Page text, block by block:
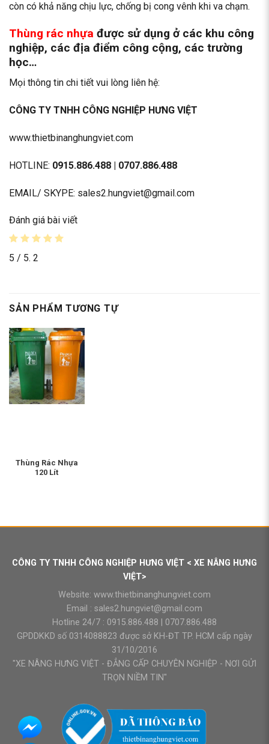
còn có khả năng chịu lực, chống bị cong vênh khi va chạm.
Thùng rác nhựa được sử dụng ở các khu công
nghiệp, các địa điểm công cộng, các trường
học…
Mọi thông tin chi tiết vui lòng liên hệ:
CÔNG TY TNHH CÔNG NGHIỆP HƯNG VIỆT
www.thietbinanghungviet.com
HOTLINE: 0915.886.488 | 0707.886.488
EMAIL/ SKYPE: sales2.hungviet@gmail.com
Đánh giá bài viết
5 / 5. 2
SẢN PHẨM TƯƠNG TỰ
Thùng Rác Nhựa
120 Lít
CÔNG TY TNHH CÔNG NGHIỆP HƯNG VIỆT < XE NÂNG HƯNG
VIỆT>
Website: www.thietbinanghungviet.com
Email : sales2.hungviet@gmail.com
Hotline 24/7 : 0915.886.488
0707.886.488
GPDDKKD số 0314088823 được sở KH-ĐT TP. HCM cấp ngày
31/10/2016
"XE NÂNG HƯNG VIỆT - ĐẲNG CẤP CHUYÊN NGHIỆP - NƠI GỬI
TRỌN NIỀM TIN"